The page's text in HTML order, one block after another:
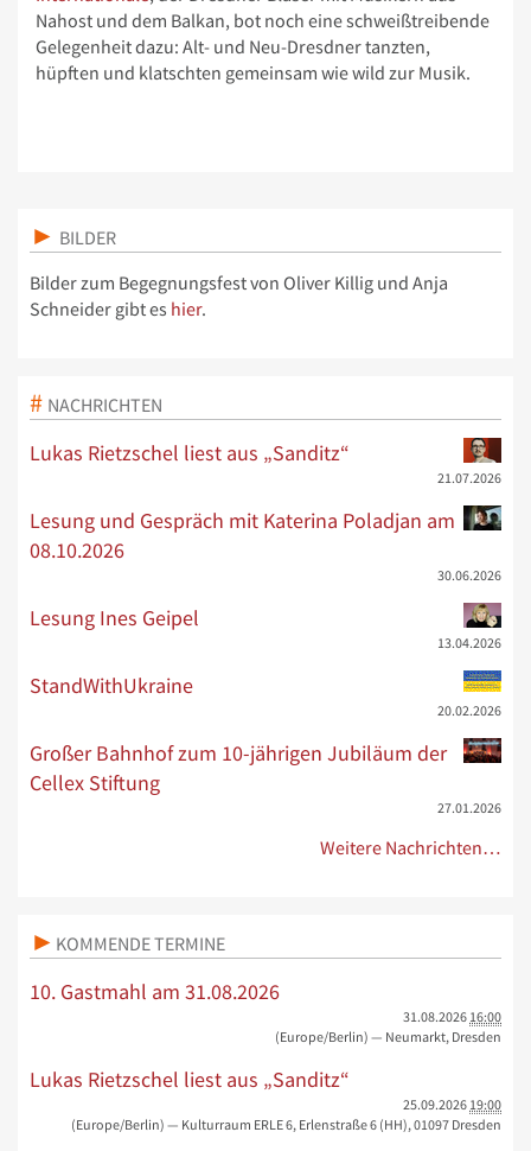
Nahost und dem Balkan, bot noch eine schweißtreibende
Gelegenheit dazu: Alt- und Neu-Dresdner tanzten,
hüpften und klatschten gemeinsam wie wild zur Musik.
BILDER
Bilder zum Begegnungsfest von Oliver Killig und Anja
Schneider gibt es hier.
NACHRICHTEN
Lukas Rietzschel liest aus „Sanditz“
21.07.2026
Lesung und Gespräch mit Katerina Poladjan am
08.10.2026
30.06.2026
Lesung Ines Geipel
13.04.2026
StandWithUkraine
20.02.2026
Großer Bahnhof zum 10-jährigen Jubiläum der
Cellex Stiftung
27.01.2026
Weitere Nachrichten…
KOMMENDE TERMINE
10. Gastmahl am 31.08.2026
31.08.2026 16:00
(Europe/Berlin) — Neumarkt, Dresden
Lukas Rietzschel liest aus „Sanditz“
25.09.2026 19:00
(Europe/Berlin) — Kulturraum ERLE 6, Erlenstraße 6 (HH), 01097 Dresden